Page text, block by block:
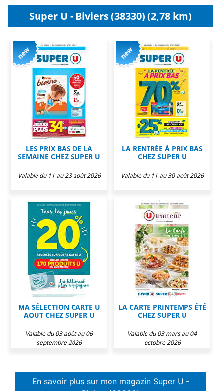
Super U - Biviers (38330) (2,78 km)
LES PRIX BAS DE LA
SEMAINE CHEZ SUPER U
Valable du 11 au 23 août 2026
LA RENTRÉE À PRIX BAS
CHEZ SUPER U
Valable du 11 au 30 août 2026
MA SÉLECTION CARTE U
AOUT CHEZ SUPER U
Valable du 03 août au 06
septembre 2026
LA CARTE PRINTEMPS ÉTÉ
CHEZ SUPER U
Valable du 03 mars au 04
octobre 2026
En savoir plus sur mon magazin Super U -